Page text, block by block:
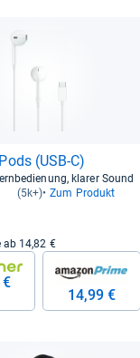
(USB-​C)
klarer Sound
(5k+) Zum Produkt
ab 14,82 €
14,99 €